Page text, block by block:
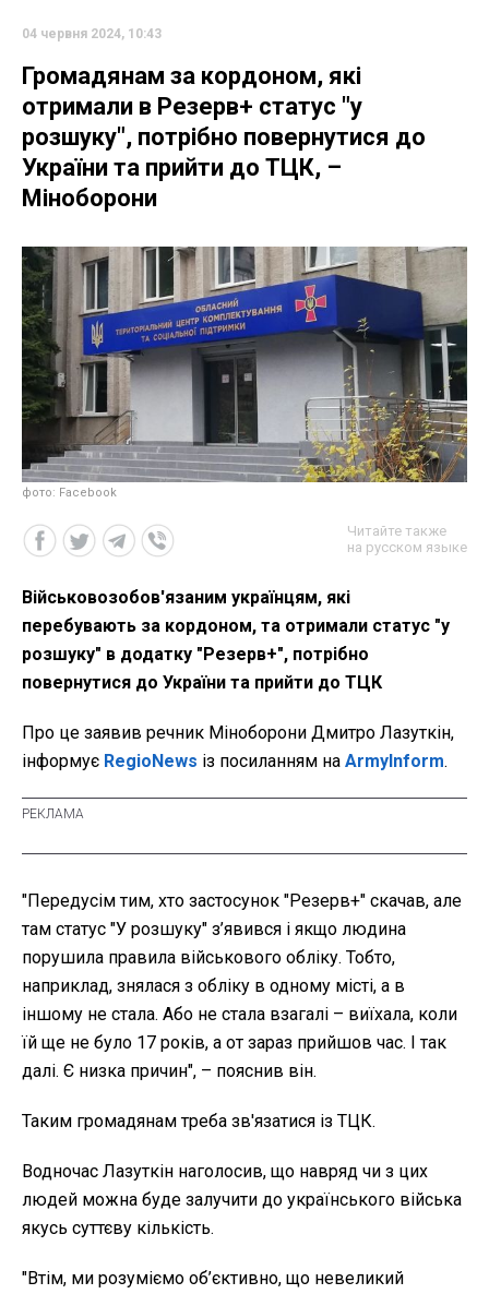
04 червня 2024, 10:43
Громадянам за кордоном, які
отримали в Резерв+ статус "у
розшуку", потрібно повернутися до
України та прийти до ТЦК, –
Міноборони
фото: Facebook
Читайте также
на русском языке
Військовозобов'язаним українцям, які
перебувають за кордоном, та отримали статус "у
розшуку" в додатку "Резерв+", потрібно
повернутися до України та прийти до ТЦК
Про це заявив речник Міноборони Дмитро Лазуткін,
інформує RegioNews із посиланням на ArmyInform.
"Передусім тим, хто застосунок "Резерв+" скачав, але
там статус "У розшуку" з’явився і якщо людина
порушила правила військового обліку. Тобто,
наприклад, знялася з обліку в одному місті, а в
іншому не стала. Або не стала взагалі – виїхала, коли
їй ще не було 17 років, а от зараз прийшов час. І так
далі. Є низка причин", – пояснив він.
Таким громадянам треба зв'язатися із ТЦК.
Водночас Лазуткін наголосив, що навряд чи з цих
людей можна буде залучити до українського війська
якусь суттєву кількість.
"Втім, ми розуміємо об’єктивно, що невеликий